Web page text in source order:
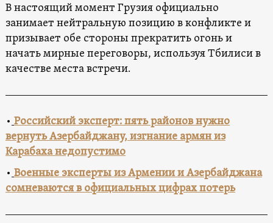
В настоящий момент Грузия официально
занимает нейтральную позицию в конфликте и
призывает обе стороны прекратить огонь и
начать мирные переговоры, используя Тбилиси в
качестве места встречи.
• Российский эксперт: пять районов нужно
вернуть Азербайджану, изгнание армян из
Карабаха недопустимо
• Военные эксперты из Армении и Азербайджана
сомневаются в официальных цифрах потерь